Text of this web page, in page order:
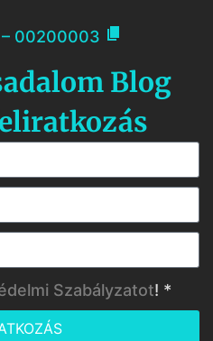
– 00200003 
Blog
Szabályzatot! *